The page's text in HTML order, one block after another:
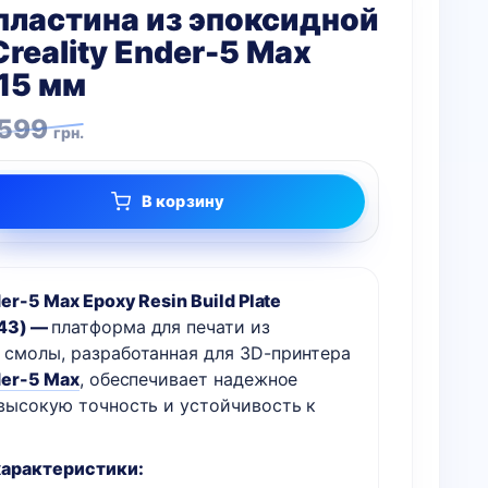
из эпоксидной
Ender-5 Max
мм
грн.
5 Max Epoxy Resin Build Plate
—платформа для печати из
разработанная для 3D-принтера
5 Max, обеспечивает надежное
точность и устойчивость к
В корзину